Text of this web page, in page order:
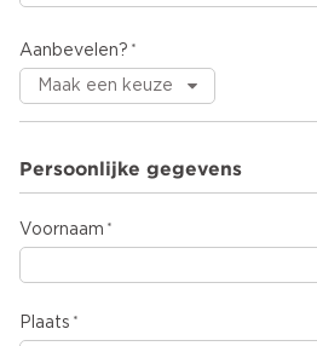
Aanbevelen?
Persoonlijke gegevens
Voornaam
Plaats